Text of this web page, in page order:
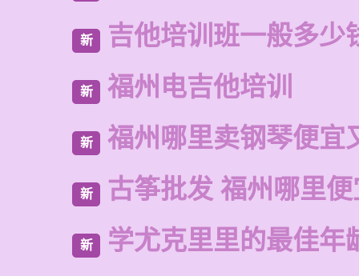
新 吉他培训班一般多少
新 福州电吉他培训
新 福州哪里卖钢琴便宜
新 古筝批发 福州哪里
新 学尤克里里的最佳年